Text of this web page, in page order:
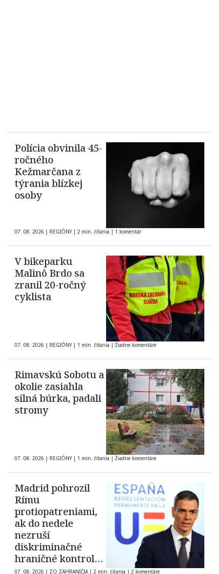
Polícia obvinila 45-
ročného
Kežmarčana z
týrania blízkej
osoby
07. 08. 2026 | REGIÓNY | 2 min. čítania | 1 komentár
V bikeparku
Malinô Brdo sa
zranil 20-ročný
cyklista
07. 08. 2026 | REGIÓNY | 1 min. čítania | Žiadne komentáre
Rimavskú Sobotu a
okolie zasiahla
silná búrka, padali
stromy
07. 08. 2026 | REGIÓNY | 1 min. čítania | Žiadne komentáre
Madrid pohrozil
Rímu
protiopatreniami,
ak do nedele
nezruší
diskriminačné
hraničné kontroly
španielskych
07. 08. 2026 | ZO ZAHRANIČIA | 2 min. čítania | 2 komentáre